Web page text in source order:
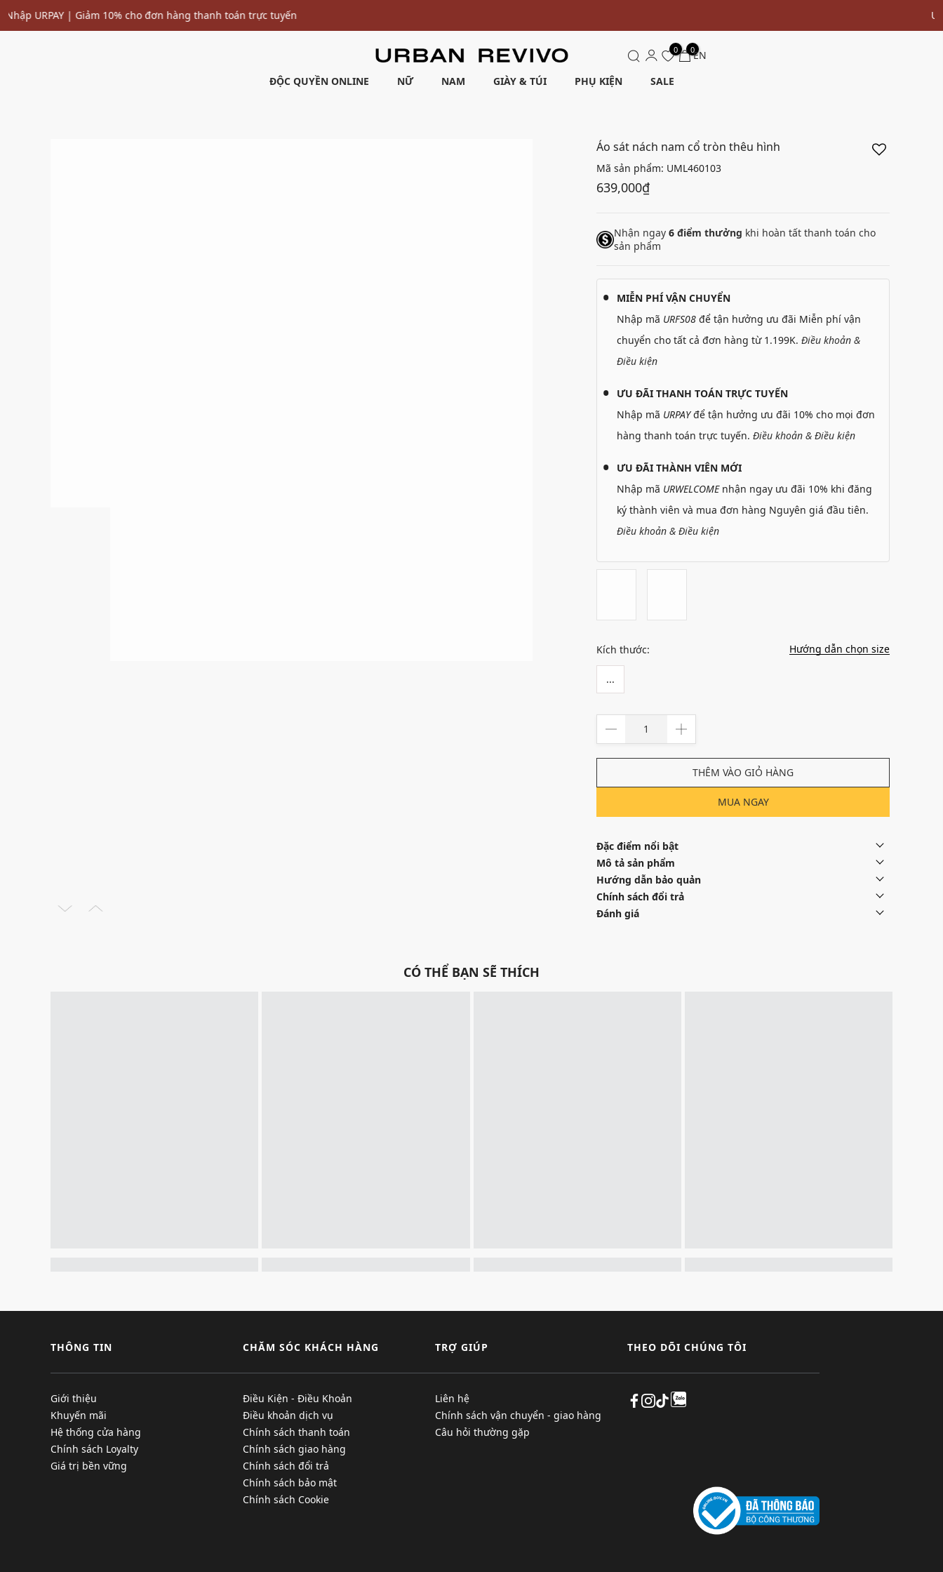
ĐỘC QUYỀN ONLINE NỮ NAM GIÀY & TÚI PHỤ KIỆN SALE
0 0EN
Áo sát nách nam cổ tròn thêu hình
Mã sản phẩm: UML460103
639,000₫
Nhận ngay 6 điểm thưởng khi hoàn tất thanh toán cho
sản phẩm
MIỄN PHÍ VẬN CHUYỂN
Nhập mã URFS08 để tận hưởng ưu đãi Miễn phí vận
chuyển cho tất cả đơn hàng từ 1.199K. Điều khoản &
Điều kiện
ƯU ĐÃI THANH TOÁN TRỰC TUYẾN
Nhập mã URPAYđể tận hưởng ưu đãi 10% cho mọi đơn
hàng thanh toán trực tuyến. Điều khoản & Điều kiện
ƯU ĐÃI THÀNH VIÊN MỚI
Nhập mã URWELCOMEnhận ngay ưu đãi 10% khi đăng
ký thành viên và mua đơn hàng Nguyên giá đầu tiên.
Điều khoản & Điều kiện
Kích thước: Hướng dẫn chọn size
...
THÊM VÀO GIỎ HÀNG
MUA NGAY
Đặc điểm nổi bật
Mô tả sản phẩm
Hướng dẫn bảo quản
Chính sách đổi trả
Đánh giá
CÓ THỂ BẠN SẼ THÍCH
THÔNG TIN
Giới thiệu
Khuyến mãi
Hệ thống cửa hàng
Chính sách Loyalty
Giá trị bền vững
CHĂM SÓC KHÁCH HÀNG
Điều Kiện - Điều Khoản
Điều khoản dịch vụ
Chính sách thanh toán
Chính sách giao hàng
Chính sách đổi trả
Chính sách bảo mật
Chính sách Cookie
TRỢ GIÚP
Liên hệ
Chính sách vận chuyển - giao hàng
Câu hỏi thường gặp
THEO DÕI CHÚNG TÔI